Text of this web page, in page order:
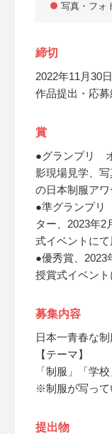
写真・フォ
締切
2022年11月30
作品提出・応
賞
●グランプリ
影現場見学、
の日本制服ア
●準グランプリ
ター、2023年2
式イベントに
●優秀賞、2023
授賞式イベン
募集内容
日本一青春な
【テーマ】
「制服」「学
※制服が写って
提出物